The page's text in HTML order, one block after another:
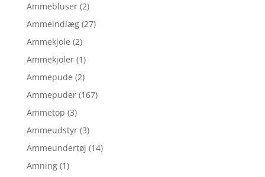
Ammebluser (2)
Ammeindlæg (27)
Ammekjole (2)
Ammekjoler (1)
Ammepude (2)
Ammepuder (167)
Ammetop (3)
Ammeudstyr (3)
Ammeundertøj (14)
Amning (1)